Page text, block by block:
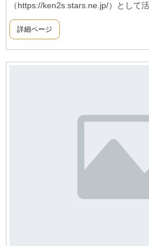
（https://ken2s.stars.ne.jp/）として
詳細ページ